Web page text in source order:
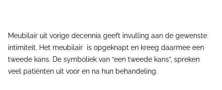
Meubilair uit vorige decennia geeft invulling aan de gewenste
intimiteit. Het meubilair is opgeknapt en kreeg daarmee een
tweede kans. De symboliek van “een tweede kans”, spreken
veel patiënten uit voor en na hun behandeling.